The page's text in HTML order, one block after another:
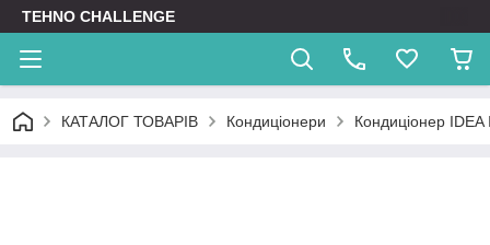
TEHNO CHALLENGE
КАТАЛОГ ТОВАРІВ Кондиціонери Кондиціонер